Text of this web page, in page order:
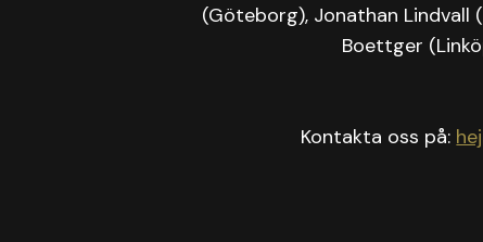
(Göteborg), Jonathan Lindvall
Boettger
Kontakta oss på: